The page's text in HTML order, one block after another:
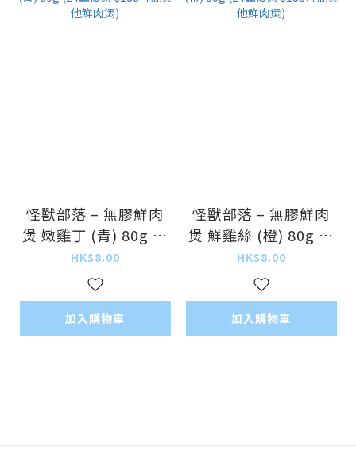
怪獸部落 – 無膠鮮肉
煲 嫩雞丁 (青) 80g (2
4罐優惠 $188可混其
他鮮肉煲)
HK$8.00
加入購物車
怪獸部落 – 無膠鮮肉
煲 鮮雞絲 (橙) 80g (2
4罐優惠 $188可混其
他鮮肉煲)
HK$8.00
加入購物車